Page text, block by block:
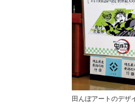
田んぼアートのデザ